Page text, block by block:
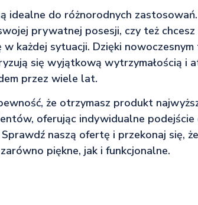
idealne do różnorodnych
prywatnej posesji, czy też chcesz
każdej sytuacji. Dzięki
się wyjątkową wytrzymałością i
przez wiele lat.
że otrzymasz produkt
oferując indywidualne podejście
naszą ofertę i przekonaj się,
piękne, jak i funkcjonalne.